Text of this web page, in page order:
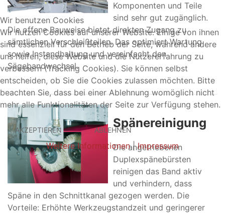
Komponenten und Teile
sind sehr gut zugänglich.
Die offene Bauweise bietet direkten Zugang zu
sämtlichen Verschleißteilen. Das optimiert Wartung
sowie Instandhaltung und vereinfacht den
Sägebandwechsel.
Spänereinigung
Die angetriebenen
Duplexspänebürsten
reinigen das Band aktiv
und verhindern, dass
Späne in den Schnittkanal gezogen werden. Die
Vorteile: Erhöhte Werkzeugstandzeit und geringerer
Wir benutzen Cookies
Wir nutzen Cookies auf unserer Website. Einige von ihnen
sind essenziell für den Betrieb der Seite, während andere
uns helfen, diese Website und die Nutzererfahrung zu
verbessern (Tracking Cookies). Sie können selbst
entscheiden, ob Sie die Cookies zulassen möchten. Bitte
beachten Sie, dass bei einer Ablehnung womöglich nicht
mehr alle Funktionalitäten der Seite zur Verfügung stehen.
AKZEPTIEREN ABLEHNEN
Weitere Informationen|Impressum